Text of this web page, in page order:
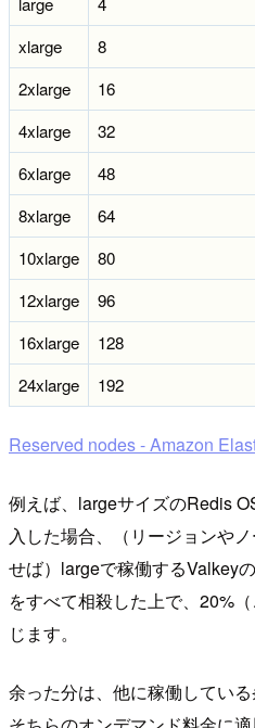
xlarge
8
2xlarge
16
4xlarge
32
6xlarge
48
8xlarge
64
10xlarge
80
12xlarge
96
16xlarge
128
24xlarge
192
Reserved nodes - Amazon
例えば、largeサイズのRedis
入した場合、（リージョンや
せば）largeで稼働するValkey
をすべて相殺した上で、20%
じます。
余った分は、他に稼働してい